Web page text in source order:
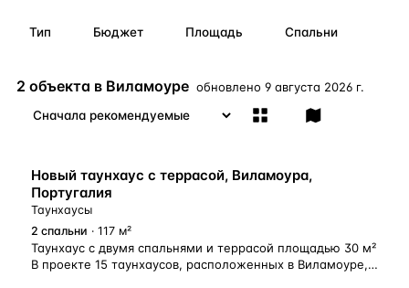
ВСЕ НАПРАВЛЕНИЯ →
Тип Бюджет Площадь Спальни
2 объекта в Виламоуре обновлено 9 августа 2026 г.
ВНЖ
Новый таунхаус с террасой, Виламоура,
Португалия
Таунхаусы
2 спальни · 117 м²
Таунхаус с двумя спальнями и террасой площадью 30 м²
В проекте 15 таунхаусов, расположенных в Виламоуре,